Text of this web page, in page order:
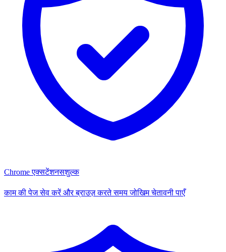
Chrome एक्सटेंशनसशुल्क
काम की पेज सेव करें और ब्राउज़ करते समय जोखिम चेतावनी पाएँ